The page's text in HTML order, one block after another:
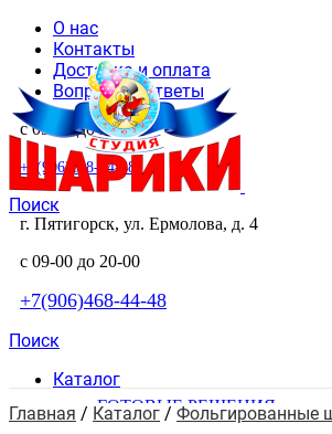
О нас
Контакты
Доставка и оплата
Вопросы и ответы
с 09-00 до 20-00
+7(906)468-44-48
Поиск
г. Пятигорск, ул. Ермолова, д. 4
с 09-00 до 20-00
+7(906)468-44-48
Поиск
Каталог
ГОТОВЫЕ РЕШЕНИЯ
Главная / Каталог / Фольгированные